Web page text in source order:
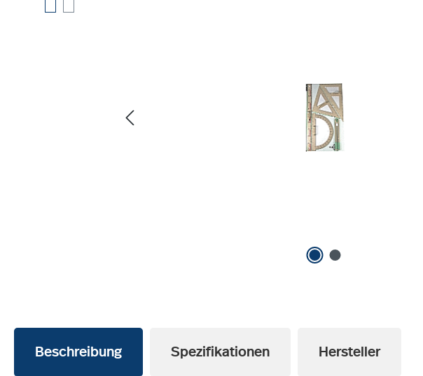
Beschreibung Spezifikationen Hersteller